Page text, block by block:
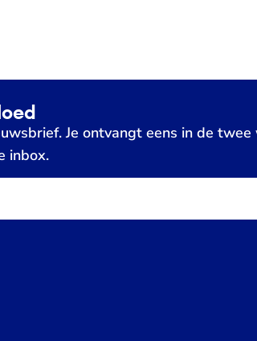
Je ontvangt eens in de
inbox.